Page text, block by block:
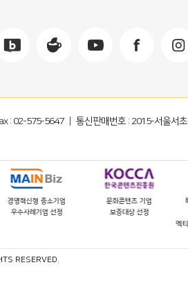
: 02-575-5647 ｜ 통신판매번호 : 2015-서울서
경영혁신형 중소기업
우수사례기업 선정
문화콘텐츠 기업
보증대상 선정
엑티
RESERVED.